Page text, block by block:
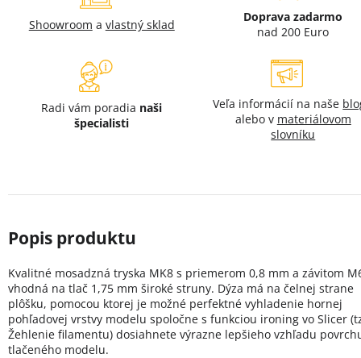
Shoowroom a vlastný sklad
Doprava zadarmo
nad 200 Euro
Radi vám poradia naši
špecialisti
Veľa informácií na naše
alebo v materiálovom
slovníku
Kvalitné mosadzná tryska MK8 s priemerom 0,8 mm a závitom
vhodná na tlač 1,75 mm široké struny. Dýza má na čelnej strane
plôšku, pomocou ktorej je možné perfektné vyhladenie hornej
pohľadovej vrstvy modelu spoločne s funkciou ironing vo Slicer
Žehlenie filamentu) dosiahnete výrazne lepšieho vzhľadu
tlačeného modelu.